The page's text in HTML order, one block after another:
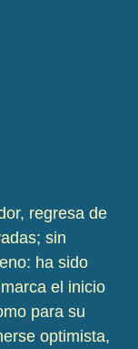
regresa de
sin
ha sido
el inicio
para su
optimista,